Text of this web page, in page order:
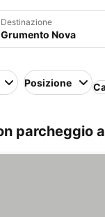
Destinazione
Posizione
parcheggio